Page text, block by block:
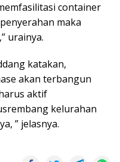
container
maka
urainya.
katakan,
akan terbangun
aktif
kelurahan
” jelasnya.